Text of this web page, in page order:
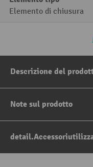
Elemento di chiusura
Descrizione del
Note sul prodotto